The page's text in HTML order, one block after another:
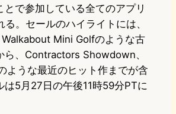
n
k
とで参加している全てのアプリ
。セールのハイライトには、
Mini Golfのような古
ら、Contractors Showdown、
ような最近のヒット作までが含
は5月27日の午後11時59分PTに